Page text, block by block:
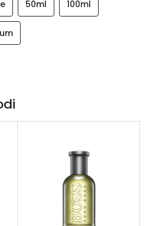
50ml 100ml